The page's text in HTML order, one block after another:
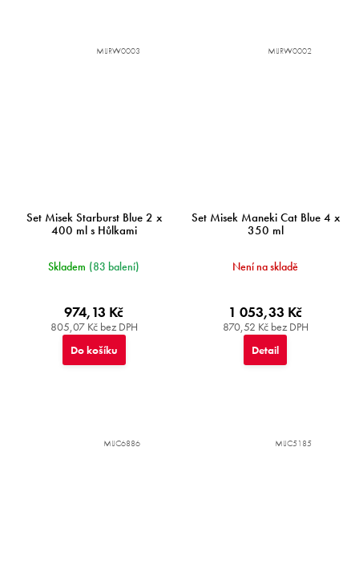
Set Misek Starburst Blue 2 x
400 ml s Hůlkami
Skladem (83 balení)
805,07 Kč bez DPH
974,13 Kč
Do košíku
MIJRW0003
Set Misek Maneki Cat Blue 4 x
350 ml
Není na skladě
870,52 Kč bez DPH
1 053,33 Kč
Detail
MIJRW0002
MIJC6886 MIJC5185